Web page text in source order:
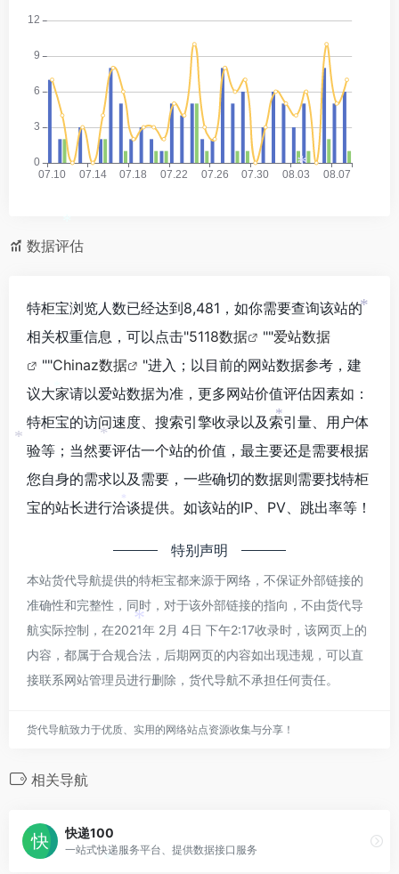
数据评估
特柜宝浏览人数已经达到8,481，如你需要查询该站的
相关权重信息，可以点击"5118数据 ""爱站数据
""Chinaz数据
"进入；以目前的网站数据参考，建
议大家请以爱站数据为准，更多网站价值评估因素如：
特柜宝的访问速度、搜索引擎收录以及索引量、用户体
验等；当然要评估一个站的价值，最主要还是需要根据
您自身的需求以及需要，一些确切的数据则需要找特柜
宝的站长进行洽谈提供。如该站的IP、PV、跳出率等！
特别声明
本站货代导航提供的特柜宝都来源于网络，不保证外部链接的
准确性和完整性，同时，对于该外部链接的指向，不由货代导
航实际控制，在2021年 2月 4日 下午2:17收录时，该网页上的
内容，都属于合规合法，后期网页的内容如出现违规，可以直
接联系网站管理员进行删除，货代导航不承担任何责任。
货代导航致力于优质、实用的网络站点资源收集与分享！
相关导航
快递100
一站式快递服务平台、提供数据接口服务
*
*
*
*
*
*
*
*